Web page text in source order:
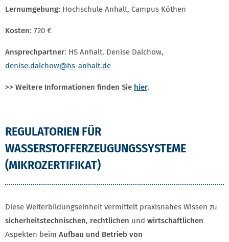
Lernumgebung: Hochschule Anhalt, Campus Köthen
Kosten: 720 €
Ansprechpartner: HS Anhalt, Denise Dalchow,
denise.dalchow@hs-anhalt.de
>> Weitere Informationen finden Sie hier.
REGULATORIEN FÜR
WASSERSTOFFERZEUGUNGSSYSTEME
(MIKROZERTIFIKAT)
Diese Weiterbildungseinheit vermittelt praxisnahes Wissen zu
sicherheitstechnischen, rechtlichen und wirtschaftlichen
Aspekten beim Aufbau und Betrieb von